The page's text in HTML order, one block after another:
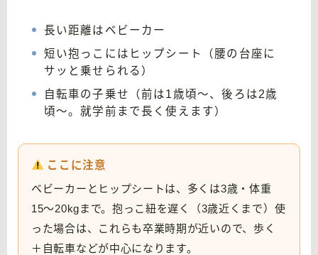
長い距離はベビーカー
短い抱っこにはヒップシート（腰の台座に
サッと乗せられる）
自転車の子乗せ（前は1歳頃〜、後ろは2歳
頃〜。就学前まで長く使えます）
ここに注意
ベビーカーとヒップシートは、多くは3歳・体重
15〜20kgまで。抱っこ紐を遅く（3歳近くまで）使
った場合は、これらも卒業時期が近いので、歩く
＋自転車などが中心になります。